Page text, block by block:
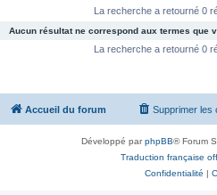
La recherche a retourné 0
Aucun résultat ne correspond aux termes que
La recherche a retourné 0
Accueil du forum Supprimer les
Développé parphpBB® Forum
Traduction française
Confidentialité |